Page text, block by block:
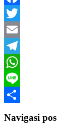
Facebook
Twitter
Email
Telegram
WhatsApp
Line
Navigasi pos